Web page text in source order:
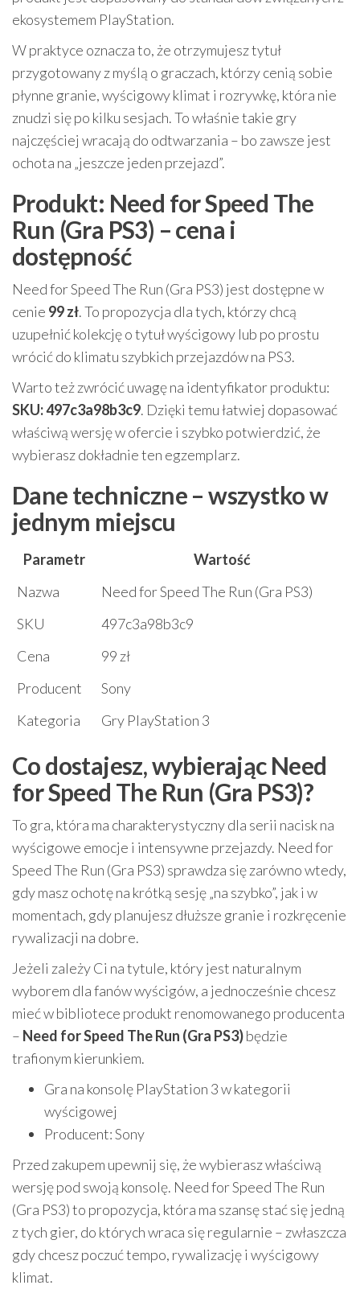
ekosystemem PlayStation.
W praktyce oznacza to, że otrzymujesz tytuł
przygotowany z myślą o graczach, którzy cenią sobie
płynne granie, wyścigowy klimat i rozrywkę, która nie
znudzi się po kilku sesjach. To właśnie takie gry
najczęściej wracają do odtwarzania – bo zawsze jest
ochota na „jeszcze jeden przejazd”.
Produkt: Need for Speed The
Run (Gra PS3) – cena i
dostępność
Need for Speed The Run (Gra PS3) jest dostępne w
cenie 99 zł. To propozycja dla tych, którzy chcą
uzupełnić kolekcję o tytuł wyścigowy lub po prostu
wrócić do klimatu szybkich przejazdów na PS3.
Warto też zwrócić uwagę na identyfikator produktu:
SKU: 497c3a98b3c9. Dzięki temu łatwiej dopasować
właściwą wersję w ofercie i szybko potwierdzić, że
wybierasz dokładnie ten egzemplarz.
Dane techniczne – wszystko w
jednym miejscu
Parametr
Wartość
Nazwa
Need for Speed The Run (Gra PS3)
SKU
497c3a98b3c9
Cena
99 zł
Producent
Sony
Kategoria
Gry PlayStation 3
Co dostajesz, wybierając Need
for Speed The Run (Gra PS3)?
To gra, która ma charakterystyczny dla serii nacisk na
wyścigowe emocje i intensywne przejazdy. Need for
Speed The Run (Gra PS3) sprawdza się zarówno wtedy,
gdy masz ochotę na krótką sesję „na szybko”, jak i w
momentach, gdy planujesz dłuższe granie i rozkręcenie
rywalizacji na dobre.
Jeżeli zależy Ci na tytule, który jest naturalnym
wyborem dla fanów wyścigów, a jednocześnie chcesz
mieć w bibliotece produkt renomowanego producenta
– Need for Speed The Run (Gra PS3)będzie
trafionym kierunkiem.
Gra na konsolę PlayStation 3 w kategorii
wyścigowej
Producent: Sony
Przed zakupem upewnij się, że wybierasz właściwą
wersję pod swoją konsolę. Need for Speed The Run
(Gra PS3) to propozycja, która ma szansę stać się jedną
z tych gier, do których wraca się regularnie – zwłaszcza
gdy chcesz poczuć tempo, rywalizację i wyścigowy
klimat.